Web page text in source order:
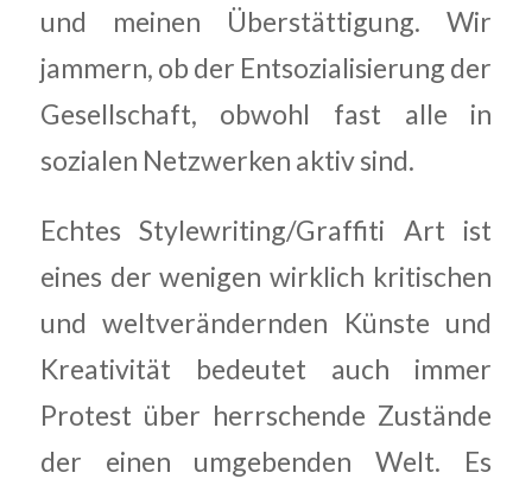
und meinen Überstättigung. Wir
jammern, ob der Entsozialisierung der
Gesellschaft, obwohl fast alle in
sozialen Netzwerken aktiv sind.
Echtes Stylewriting/Graffiti Art ist
eines der wenigen wirklich kritischen
und weltverändernden Künste und
Kreativität bedeutet auch immer
Protest über herrschende Zustände
der einen umgebenden Welt. Es